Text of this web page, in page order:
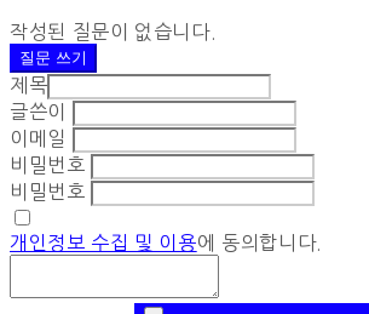
작성된 질문이 없습니다.
질문 쓰기
제목
글쓴이
이메일
비밀번호
비밀번호
개인정보 수집 및 이용에 동의합니다.